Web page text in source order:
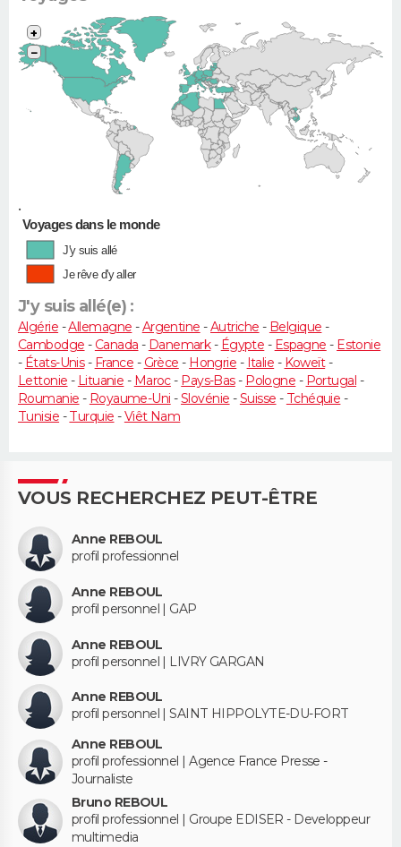
•
+
−
Voyages dans le monde
J'y suis allé
Je rêve d'y aller
J'y suis allé(e) :
Algérie -Allemagne -Argentine -Autriche - Belgique -
Cambodge - Canada - Danemark- Égypte - Espagne - Estonie
- États-Unis- France - Grèce - Hongrie - Italie - Koweït-
Lettonie - Lituanie - Maroc- Pays-Bas- Pologne - Portugal -
Roumanie - Royaume-Uni -Slovénie -Suisse - Tchéquie -
Tunisie -Turquie -Viêt Nam
VOUS RECHERCHEZ PEUT-ÊTRE
Anne REBOUL
profil professionnel
Anne REBOUL
profil personnel | GAP
Anne REBOUL
profil personnel | LIVRY GARGAN
Anne REBOUL
profil personnel | SAINT HIPPOLYTE-DU-FORT
Anne REBOUL
profil professionnel | Agence France Presse -
Journaliste
Bruno REBOUL
profil professionnel | Groupe EDISER - Developpeur
multimedia